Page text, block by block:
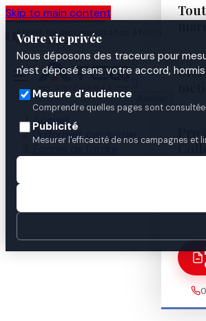
Skip to main content
Votre vie privée
Nous déposons des traceurs pour
n'est déposé sans votre accord,
Mesure d'audience
Comprendre quelles pages sont
Publicité
Mesurer l'efficacité de nos campagnes et
Atelier de personnalisation à Nantes
depuis 2003

Accueil
Uniformes par métier